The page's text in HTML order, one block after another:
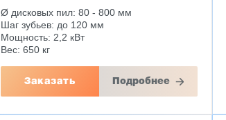
Ø дисковых пил: 80 - 800 мм
Шаг зубьев: до 120 мм
Мощность: 2,2 кВт
Вес: 650 кг
Заказать Подробнее